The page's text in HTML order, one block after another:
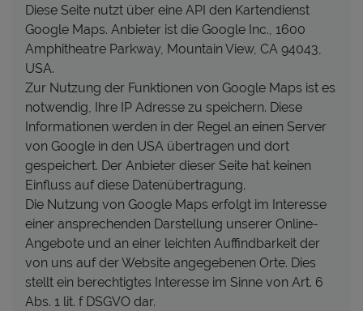
Diese Seite nutzt über eine API den Kartendienst
Google Maps. Anbieter ist die Google Inc., 1600
Amphitheatre Parkway, Mountain View, CA 94043,
USA.
Zur Nutzung der Funktionen von Google Maps ist es
notwendig, Ihre IP Adresse zu speichern. Diese
Informationen werden in der Regel an einen Server
von Google in den USA übertragen und dort
gespeichert. Der Anbieter dieser Seite hat keinen
Einfluss auf diese Datenübertragung.
Die Nutzung von Google Maps erfolgt im Interesse
einer ansprechenden Darstellung unserer Online-
Angebote und an einer leichten Auffindbarkeit der
von uns auf der Website angegebenen Orte. Dies
stellt ein berechtigtes Interesse im Sinne von Art. 6
Abs. 1 lit. f DSGVO dar.